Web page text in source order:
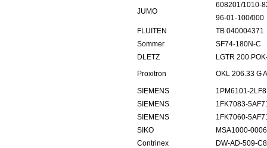
JUMO
608201/1010-
96-01-100/000
FLUITEN
TB 040004371
Sommer
SF74-180N-C
DLETZ
LGTR 200
Proxitron
OKL 206.33 G
SIEMENS
1PM6101-
SIEMENS
1FK7083-
SIEMENS
1FK7060-
SIKO
MSA1000-0006
Contrinex
DW-AD-509-